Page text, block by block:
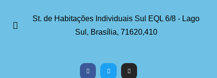
St. de Habitações Individuais Sul EQL 6/8 - Lago
Sul, Brasília, 71620,410